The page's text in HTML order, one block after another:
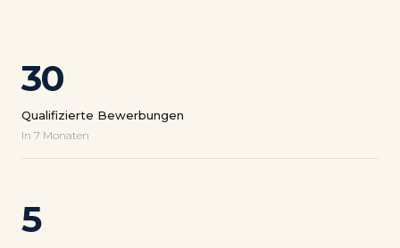
30
Qualifizierte Bewerbungen
In 7 Monaten
5